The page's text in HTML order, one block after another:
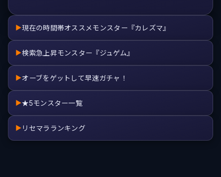
▶現在の時間帯オススメモンスター『カレズマ』
▶検索急上昇モンスター『ジュゲム』
▶オーブをゲットして早速ガチャ！
▶★5モンスター一覧
▶ リセマラランキング